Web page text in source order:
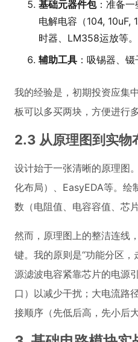
基础元器件包：准备
电解电容（104, 10uF,
时器、LM358运放等。
辅助工具 ：吸锡器、
我的经验是，初期投资应集
板可以多买两块，方便进行
2.3 从原理图到实物
设计始于一张清晰的原理图
化布局）、EasyEDA等。绘
数（电阻值、电容容值、芯片
然而，原理图上的整洁连线
键。我的原则是“功能分区
源滤波电容紧靠芯片的电源
口）以减少干扰；大电流路
接顺序（先低后高，先小后